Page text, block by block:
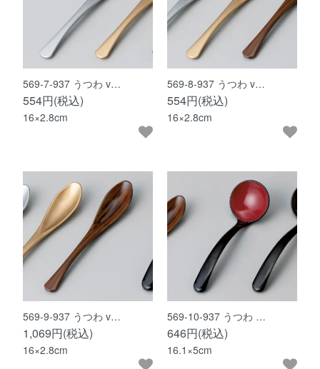
569-7-937 うつわ v…
554円(税込)
16×2.8cm
569-8-937 うつわ v…
554円(税込)
16×2.8cm
569-9-937 うつわ v…
1,069円(税込)
16×2.8cm
569-10-937 うつわ …
646円(税込)
16.1×5cm